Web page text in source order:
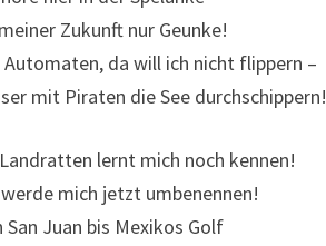
Zukunft nur Geunke!
Automaten, da will ich nicht flippern –
mit Piraten die See durchschippern!
lernt mich noch kennen!
mich jetzt umbenennen!
San Juan bis Mexikos Golf